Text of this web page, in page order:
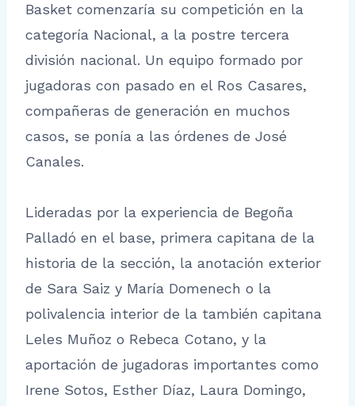
Basket comenzaría su competición en la
categoría Nacional, a la postre tercera
división nacional. Un equipo formado por
jugadoras con pasado en el Ros Casares,
compañeras de generación en muchos
casos, se ponía a las órdenes de José
Canales.
Lideradas por la experiencia de Begoña
Palladó en el base, primera capitana de la
historia de la sección, la anotación exterior
de Sara Saiz y María Domenech o la
polivalencia interior de la también capitana
Leles Muñoz o Rebeca Cotano, y la
aportación de jugadoras importantes como
Irene Sotos, Esther Díaz, Laura Domingo,